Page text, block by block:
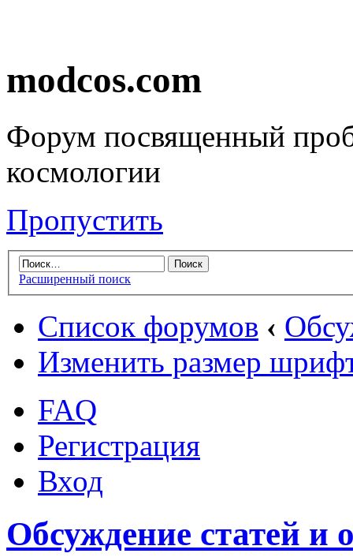
modcos.com
Форум посвященный
космологии
Пропустить
Расширенный поиск
Список форумов ‹
Изменить размер
FAQ
Регистрация
Вход
Обсуждение статей и